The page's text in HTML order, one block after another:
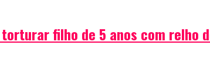
filho de 5 anos com relho